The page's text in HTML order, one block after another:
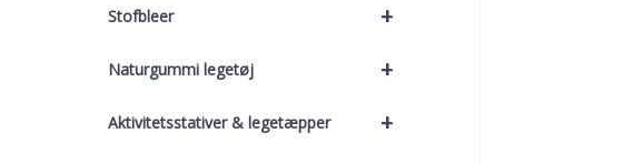
+
Stofbleer
+
Naturgummi legetøj
+
Aktivitetsstativer & legetæpper